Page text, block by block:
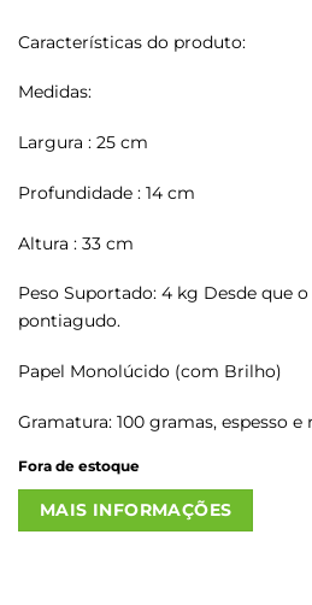
Características do produto:
Medidas:
Largura : 25 cm
Profundidade : 14 cm
Altura : 33 cm
Peso Suportado: 4 kg Desde que
pontiagudo.
Papel Monolúcido (com Brilho)
Gramatura: 100 gramas, espesso e
Fora de estoque
MAIS INFORMAÇÕES